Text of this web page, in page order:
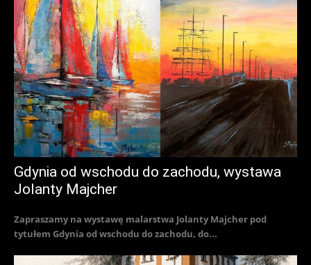
Gdynia od wschodu do zachodu, wystawa
Jolanty Majcher
Zapraszamy na wystawę malarstwa Jolanty Majcher pod
tytułem Gdynia od wschodu do zachodu, do...